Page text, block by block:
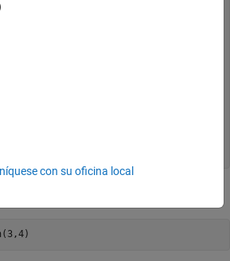
= a + b;
con su oficina local